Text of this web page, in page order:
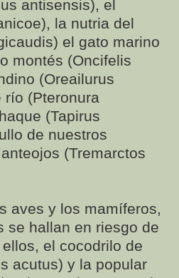
antisensis), el
la nutria del
el gato marino
montés (Oncifelis
(Oreailurus
río (Pteronura
(Tapirus
de nuestros
(Tremarctos
aves y los mamíferos,
se hallan en riesgo de
el cocodrilo de
acutus) y la popular